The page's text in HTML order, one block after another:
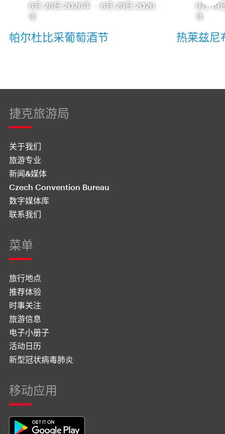
8月 28日 2026年
-8月 29日 2026
年
帕尔杜比采葡萄酒节
9月 19
年
热莱兹尼
捷克旅游局
关于我们
旅游专业
新闻&媒体
Czech Convention Bureau
数字媒体库
联系我们
菜单
旅行地点
推荐体验
时事关注
旅游信息
电子小册子
活动日历
新型冠状病毒肺炎
移动应用